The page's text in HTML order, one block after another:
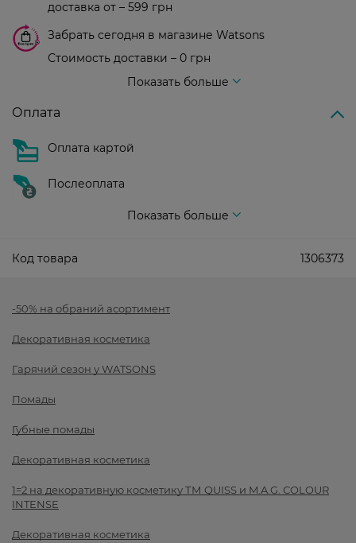
доставка от – 599 грн
Забрать сегодня в магазине Watsons
Стоимость доставки – 0 грн
Показать больше
Оплата
Оплата картой
Послеоплата
Показать больше
Код товара 1306373
-50% на обраний асортимент
Декоративная косметика
Гарячий сезон у WATSONS
Помады
Губные помады
Декоративная косметика
1=2 на декоративную косметику ТМ QUISS и M.A.G. COLOUR
INTENSE
Декоративная косметика